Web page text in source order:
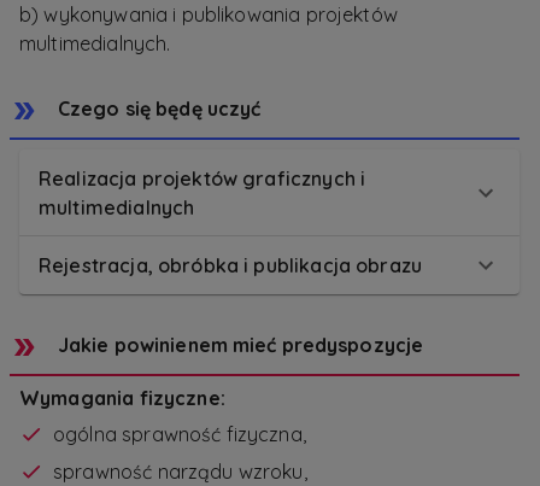
b) wykonywania i publikowania projektów
multimedialnych.
Czego się będę uczyć
Realizacja projektów graficznych i
multimedialnych
Rejestracja, obróbka i publikacja obrazu
Jakie powinienem mieć predyspozycje
Wymagania fizyczne:
ogólna sprawność fizyczna,
sprawność narządu wzroku,